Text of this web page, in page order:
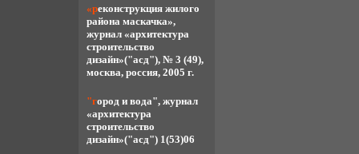
«реконструкция жилого
района маскачка»,
журнал «архитектура
строительство
дизайн»("асд"), № 3 (49),
москва, россия, 2005 г.
"город и вода", журнал
«архитектура
строительство
дизайн»("асд") 1(53)06